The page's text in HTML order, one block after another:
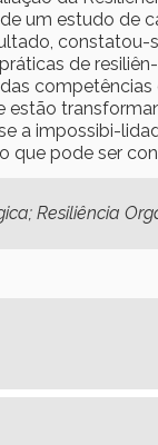
um estudo de
constatou-
de
competências
estão
a impossibi-
que pode ser
Resiliência